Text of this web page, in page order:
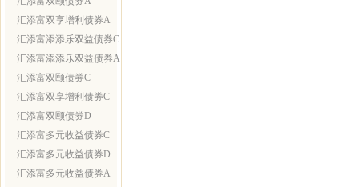
汇添富双享增利债券A
汇添富添添乐双益债券C
汇添富添添乐双益债券A
汇添富双颐债券C
汇添富双享增利债券C
汇添富双颐债券D
汇添富多元收益债券C
汇添富多元收益债券D
汇添富多元收益债券A